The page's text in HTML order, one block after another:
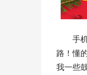
手
路！懂
我一些